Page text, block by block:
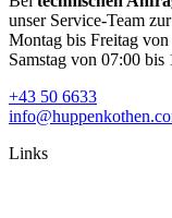
unser Service-Team
Montag bis Freitag
Samstag von 07:00 bis
+43 50 6633
Links